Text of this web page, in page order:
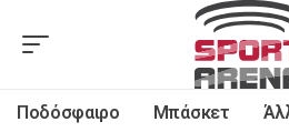
Ποδόσφαιρο Μπάσκετ